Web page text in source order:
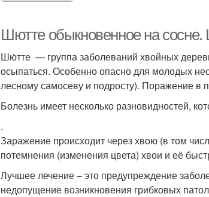
Шютте обыкновенное на
Шю́тте — группа заболеваний хвойных
осыпаться. Особенно опасно для молодых
лесному самосеву и подросту). Поражение в
Болезнь имеет несколько разновидностей,
.
Заражение происходит через хвою (в том
потемнения (изменения цвета) хвои и её
Лучшее лечение – это предупреждение
недопущение возникновения грибковых